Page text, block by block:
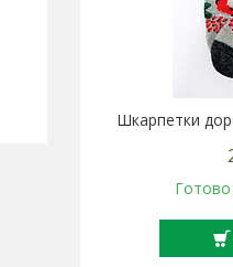
Шкарпетки
Готово